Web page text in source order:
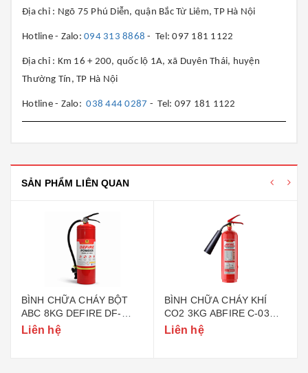
Địa chỉ : Ngõ 75 Phú Diễn, quận Bắc Từ Liêm, TP Hà Nội
Hotline - Zalo: 094 313 8868- Tel: 097 181 1122
Địa chỉ : Km 16 + 200, quốc lộ 1A, xã Duyên Thái, huyện
Thường Tín, TP Hà Nội
Hotline - Zalo:038 444 0287 - Tel: 097 181 1122
SẢN PHẨM LIÊN QUAN
BÌNH CHỮA CHÁY BỘT
ABC 8KG DEFIRE DF-
ABC8 (BỘ CÔNG AN)
Liên hệ
BÌNH CHỮA CHÁY KHÍ
CO2 3KG ABFIRE C-03
(TEM BỘ CÔNG AN)
Liên hệ